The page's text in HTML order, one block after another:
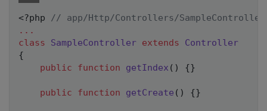
<?php
// app/Http/Controllers/
...
class
SampleController extends
Controller
{
public
function getIndex ( ) {}
public function getCreate ( ) {}